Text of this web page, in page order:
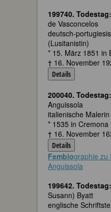
199740. Todestag:
de Vasconcelos
deutsch-
(Lusitanistin)
* 15. März 1851 in
† 16. November
Details
200040. Todestag:
Anguissola
italienische Malerin
* 1535 in Cremona
† 16. November
Details
Fembiographie zu
Anguissola
199642. Todestag:
Susann) Byatt
englische